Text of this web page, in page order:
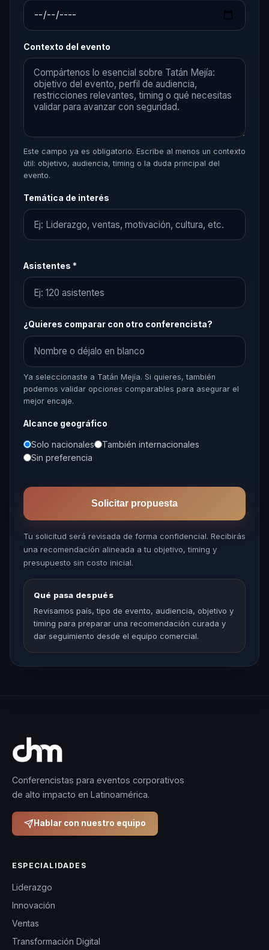
Contexto del evento
Este campo ya es obligatorio. Escribe al menos un contexto
útil: objetivo, audiencia, timing o la duda principal del
evento.
Temática de interés
Asistentes *
¿Quieres comparar con otro conferencista?
Ya seleccionaste a Tatán Mejía. Si quieres, también
podemos validar opciones comparables para asegurar el
mejor encaje.
Alcance geográfico
Solo nacionales
También internacionales
Sin preferencia
Solicitar propuesta
Tu solicitud será revisada de forma confidencial. Recibirás
una recomendación alineada a tu objetivo, timing y
presupuesto sin costo inicial.
Qué pasa después
Revisamos país, tipo de evento, audiencia, objetivo y
timing para preparar una recomendación curada y
dar seguimiento desde el equipo comercial.
Conferencistas para eventos corporativos
de alto impacto en Latinoamérica.
Hablar con nuestro equipo
ESPECIALIDADES
Liderazgo
Innovación
Ventas
Transformación Digital